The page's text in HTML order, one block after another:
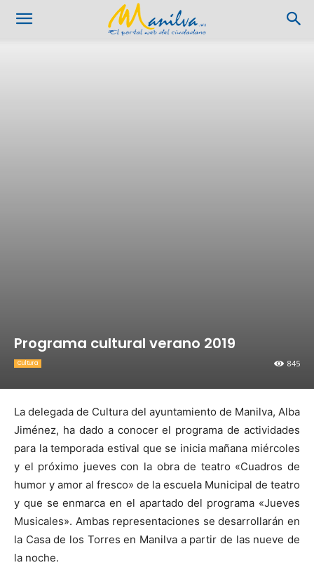
Programa cultural verano 2019
845
Cultura
La delegada de Cultura del ayuntamiento de Manilva, Alba
Jiménez, ha dado a conocer el programa de actividades
para la temporada estival que se inicia mañana miércoles
y el próximo jueves con la obra de teatro «Cuadros de
humor y amor al fresco» de la escuela Municipal de teatro
y que se enmarca en el apartado del programa «Jueves
Musicales». Ambas representaciones se desarrollarán en
la Casa de los Torres en Manilva a partir de las nueve de
la noche.